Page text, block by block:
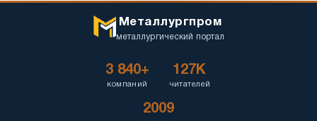
Металлургпром
металлургический портал
3 840+
компаний
127K
читателей
2009